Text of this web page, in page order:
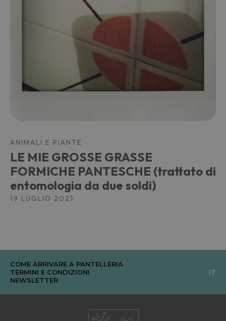
ANIMALI E PIANTE
LE MIE GROSSE GRASSE
FORMICHE PANTESCHE (trattato di
entomologia da due soldi)
19 LUGLIO 2021
COME ARRIVARE A PANTELLERIA
TERMINI E CONDIZIONI
NEWSLETTER
IT